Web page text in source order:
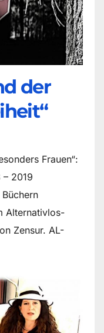
der
Frauen“:
– 2019
Alternativlos-
Zensur. AL-